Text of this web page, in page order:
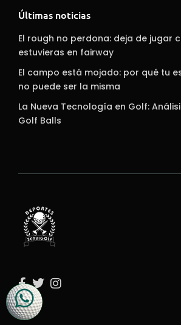
Últimas noticias
El rough no perdona: deja de jugar
estuvieras en fairway
El campo está mojado: por qué tu
no puede ser la misma
La Nueva Tecnología en Golf:
Golf Balls